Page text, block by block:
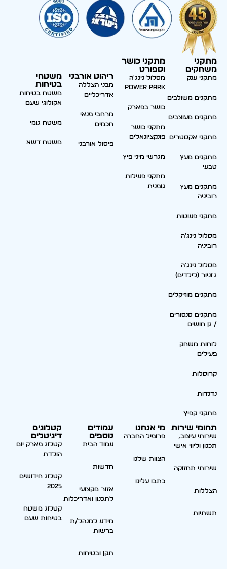
מתקני
משחקים
מתקני ענק
מתקנים משולבים
מתקנים מעוצבים
מתקני אקסטרים
מתקנים מעץ
טבעי
מתקנים מעץ
רוביניה
מתקני פעוטות
מסלול נינג'ה
רוביניה
מסלול נינג'ה
ג'וניור (לילדים)
מתקנים מוזיקלים
מתקנים סנסורים
/ גן חושים
לוחות משחק
פעילים
קרוסלות
נדנדות
מתקני קפיץ
מתקני כושר
וספורט
מסלול נינג'ה
Power park
כושר בפארק
מתקני כושר
פונקציונאלים
מגרשי מיני פיץ
מתקני פעילות
גופנית
ריהוט אורבני
מבני הצללה
אדריכליים
מרחבי פנאי
חכמים
פיסול אורבני
משטחי
בטיחות
משטח בטיחות
אקולוגי שעם
משטח גומי
משטח דשא
תחומי שירות
שירותי עיצוב,
תכנון וליווי אישי
שירותי תחזוקה
הצללות
תשתיות
מי אנחנו
פרופיל החברה
הצוות שלנו
כתבו עלינו
עמודים
נוספים
עמוד הבית
חדשות
אזור מקצועי
לתכנון ואדריכלות
מידע למנהל/ת
ברשות
תקן ובטיחות
קטלוגים
דיגיטלים
קטלוג פארק יום
הולדת
קטלוג חידושים
2025
קטלוג משטח
בטיחות שעם